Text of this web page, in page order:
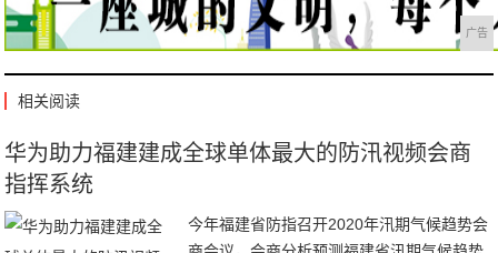
广告
相关阅读
华为助力福建建成全球单体最大的防汛视频会商
指挥系统
今年福建省防指召开2020年汛期气候趋势会